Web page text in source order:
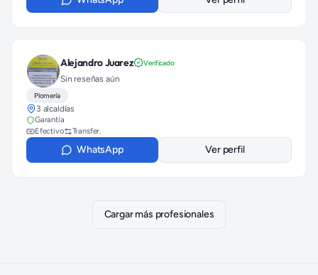
Alejandro Juarez Verificado
Sin reseñas aún
Plomería
3 alcaldías
Garantía
Efectivo
Transfer.
WhatsApp Ver perfil
Cargar más profesionales